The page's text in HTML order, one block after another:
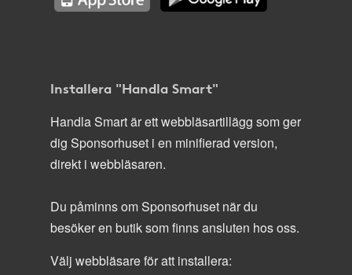
Installera "Handla Smart"
Handla Smart är ett webbläsartillägg som ger
dig Sponsorhuset i en minifierad version,
direkt i webbläsaren.
Du påminns om Sponsorhuset när du
besöker en butik som finns ansluten hos oss.
Välj webbläsare för att installera: